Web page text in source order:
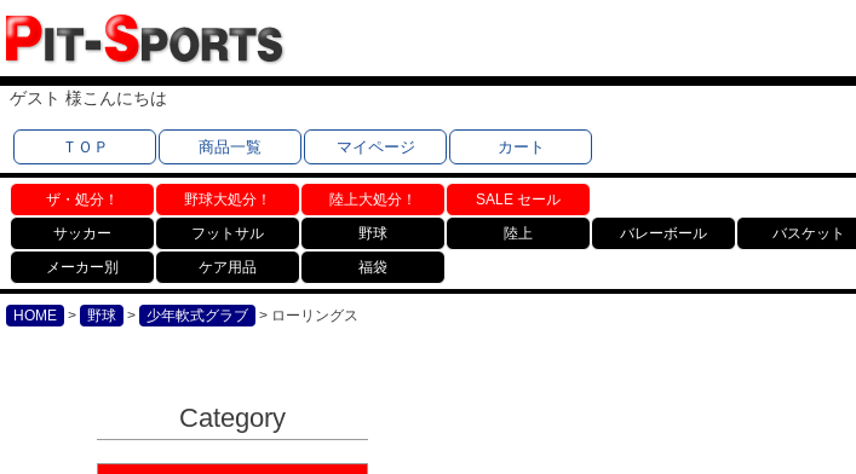
ゲスト 様こんにちは
ＴＯＰ 商品一覧 マイページ カート
ザ・処分！ 野球大処分！ 陸上大処分！
SALE セール
サッカー
フットサル 野球 陸上 バレーボール バスケット
メーカー別
ケア用品 福袋
HOME 野球 少年軟式グラブ ローリングス
Category